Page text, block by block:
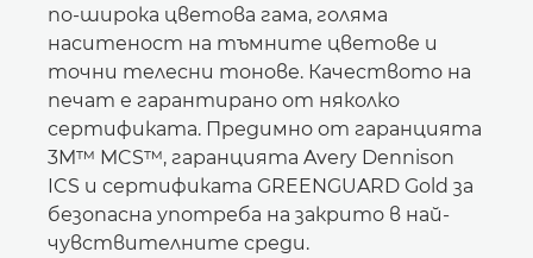
по-широка цветова гама, голяма
наситеност на тъмните цветове и
точни телесни тонове. Качеството на
печат е гарантирано от няколко
сертификата. Предимно от гаранцията
3M™ MCS™, гаранцията Avery Dennison
ICS и сертификата GREENGUARD Gold за
безопасна употреба на закрито в най-
чувствителните среди.